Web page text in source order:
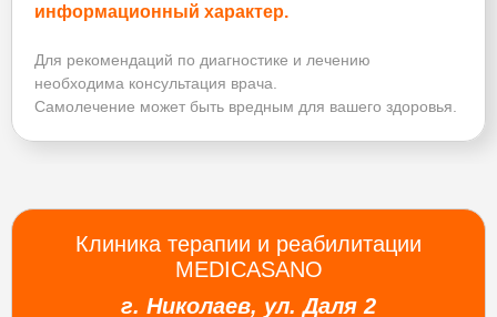
информационный характер.
Для рекомендаций по диагностике и лечению
необходима консультация врача.
Самолечение может быть вредным для вашего здоровья.
Клиника терапии и реабилитации
MEDICASANO
г. Николаев, ул. Даля 2